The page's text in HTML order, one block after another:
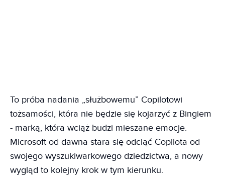
To próba nadania „służbowemu” Copilotowi
tożsamości, która nie będzie się kojarzyć z Bingiem
- marką, która wciąż budzi mieszane emocje.
Microsoft od dawna stara się odciąć Copilota od
swojego wyszukiwarkowego dziedzictwa, a nowy
wygląd to kolejny krok w tym kierunku.